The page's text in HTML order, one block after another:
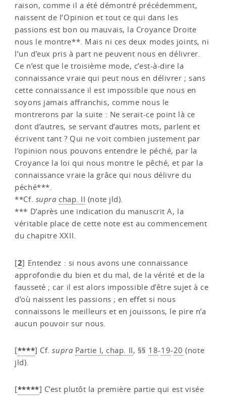
raison, comme il a été démontré précédemment,
naissent de l’Opinion et tout ce qui dans les
passions est bon ou mauvais, la Croyance Droite
nous le montre**. Mais ni ces deux modes joints, ni
l’un d’eux pris à part ne peuvent nous en délivrer.
Ce n’est que le troisième mode, c’est-à-dire la
connaissance vraie qui peut nous en délivrer ; sans
cette connaissance il est impossible que nous en
soyons jamais affranchis, comme nous le
montrerons par la suite : Ne serait-ce point là ce
dont d’autres, se servant d’autres mots, parlent et
écrivent tant ? Qui ne voit combien justement par
l’opinion nous pouvons entendre le péché, par la
Croyance la loi qui nous montre le pêché, et par la
connaissance vraie la grâce qui nous délivre du
péché***.
**Cf. supra chap. II (note jld).
*** D’après une indication du manuscrit A, la
véritable place de cette note est au commencement
du chapitre XXII.
[2] Entendez : si nous avons une connaissance
approfondie du bien et du mal, de la vérité et de la
fausseté ; car il est alors impossible d’être sujet à ce
d’où naissent les passions ; en effet si nous
connaissons le meilleurs et en jouissons, le pire n’a
aucun pouvoir sur nous.
[****] Cf.supra Partie I, chap. II, §§ 18-19-20 (note
jld).
[*****] C’est plutôt la première partie qui est visée